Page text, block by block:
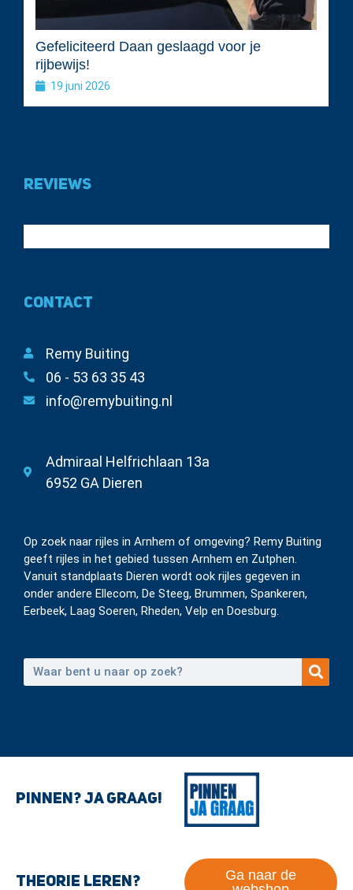
Gefeliciteerd Daan geslaagd voor je
rijbewijs!
19 juni 2026
Reviews
Contact
Remy Buiting
06 - 53 63 35 43
info@remybuiting.nl
Admiraal Helfrichlaan 13a
6952 GA Dieren
Op zoek naar rijles in Arnhem of omgeving? Remy Buiting
geeft rijles in het gebied tussen Arnhem en Zutphen.
Vanuit standplaats Dieren wordt ook rijles gegeven in
onder andere Ellecom, De Steeg, Brummen, Spankeren,
Eerbeek, Laag Soeren, Rheden, Velp en Doesburg.
Pinnen? Ja graag!
Theorie leren?
Ga naar de